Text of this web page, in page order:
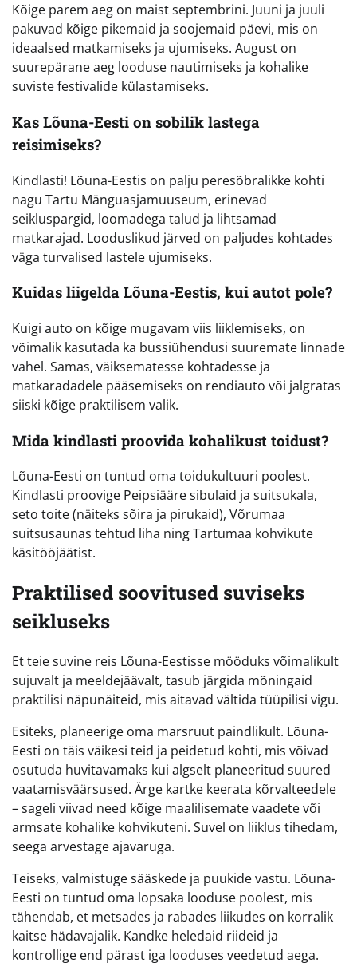
Kõige parem aeg on maist septembrini. Juuni ja juuli
pakuvad kõige pikemaid ja soojemaid päevi, mis on
ideaalsed matkamiseks ja ujumiseks. August on
suurepärane aeg looduse nautimiseks ja kohalike
suviste festivalide külastamiseks.
Kas Lõuna-Eesti on sobilik lastega
reisimiseks?
Kindlasti! Lõuna-Eestis on palju peresõbralikke kohti
nagu Tartu Mänguasjamuuseum, erinevad
seikluspargid, loomadega talud ja lihtsamad
matkarajad. Looduslikud järved on paljudes kohtades
väga turvalised lastele ujumiseks.
Kuidas liigelda Lõuna-Eestis, kui autot pole?
Kuigi auto on kõige mugavam viis liiklemiseks, on
võimalik kasutada ka bussiühendusi suuremate linnade
vahel. Samas, väiksematesse kohtadesse ja
matkaradadele pääsemiseks on rendiauto või jalgratas
siiski kõige praktilisem valik.
Mida kindlasti proovida kohalikust toidust?
Lõuna-Eesti on tuntud oma toidukultuuri poolest.
Kindlasti proovige Peipsiääre sibulaid ja suitsukala,
seto toite (näiteks sõira ja pirukaid), Võrumaa
suitsusaunas tehtud liha ning Tartumaa kohvikute
käsitööjäätist.
Praktilised soovitused suviseks
seikluseks
Et teie suvine reis Lõuna-Eestisse mööduks võimalikult
sujuvalt ja meeldejäävalt, tasub järgida mõningaid
praktilisi näpunäiteid, mis aitavad vältida tüüpilisi vigu.
Esiteks, planeerige oma marsruut paindlikult. Lõuna-
Eesti on täis väikesi teid ja peidetud kohti, mis võivad
osutuda huvitavamaks kui algselt planeeritud suured
vaatamisväärsused. Ärge kartke keerata kõrvalteedele
– sageli viivad need kõige maalilisemate vaadete või
armsate kohalike kohvikuteni. Suvel on liiklus tihedam,
seega arvestage ajavaruga.
Teiseks, valmistuge sääskede ja puukide vastu. Lõuna-
Eesti on tuntud oma lopsaka looduse poolest, mis
tähendab, et metsades ja rabades liikudes on korralik
kaitse hädavajalik. Kandke heledaid riideid ja
kontrollige end pärast iga looduses veedetud aega.